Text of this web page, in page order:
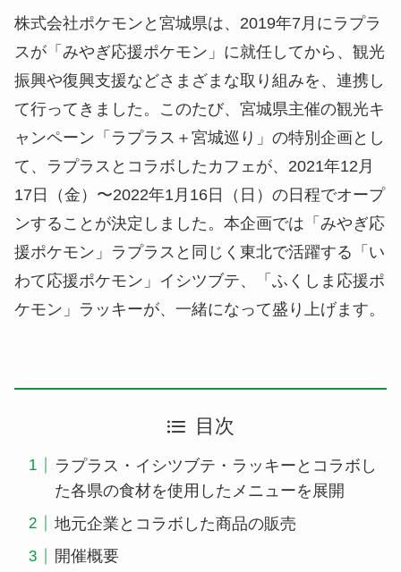
株式会社ポケモンと宮城県は、2019年7月にラプラ
スが「みやぎ応援ポケモン」に就任してから、観光
振興や復興支援などさまざまな取り組みを、連携し
て行ってきました。このたび、宮城県主催の観光キ
ャンペーン「ラプラス＋宮城巡り」の特別企画とし
て、ラプラスとコラボしたカフェが、2021年12月
17日（金）〜2022年1月16日（日）の日程でオープ
ンすることが決定しました。本企画では「みやぎ応
援ポケモン」ラプラスと同じく東北で活躍する「い
わて応援ポケモン」イシツブテ、「ふくしま応援ポ
ケモン」ラッキーが、一緒になって盛り上げます。
目次
ラプラス・イシツブテ・ラッキーとコラボし
た各県の食材を使用したメニューを展開
地元企業とコラボした商品の販売
開催概要